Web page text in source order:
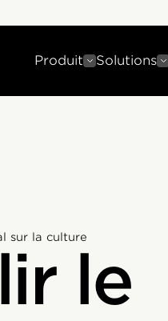
Produit Solutions
sur la culture
le